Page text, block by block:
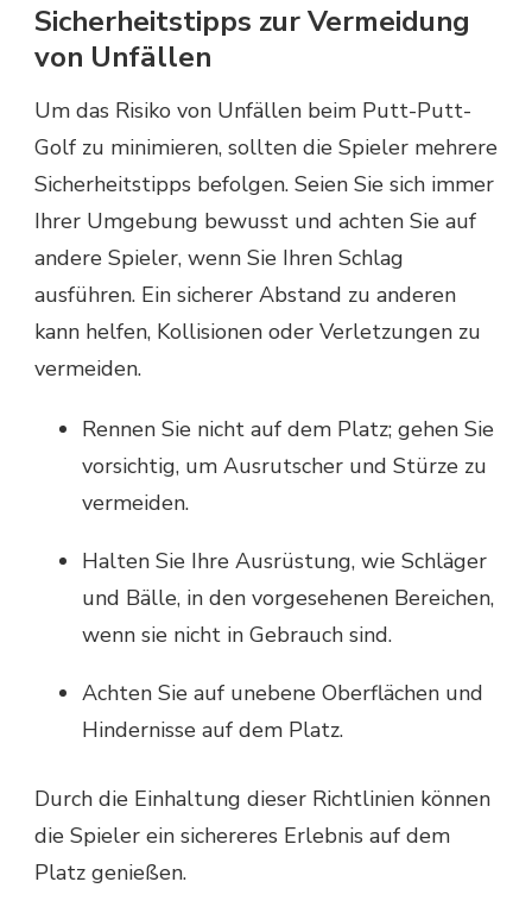
Sicherheitstipps zur Vermeidung
von Unfällen
Um das Risiko von Unfällen beim Putt-Putt-
Golf zu minimieren, sollten die Spieler mehrere
Sicherheitstipps befolgen. Seien Sie sich immer
Ihrer Umgebung bewusst und achten Sie auf
andere Spieler, wenn Sie Ihren Schlag
ausführen. Ein sicherer Abstand zu anderen
kann helfen, Kollisionen oder Verletzungen zu
vermeiden.
Rennen Sie nicht auf dem Platz; gehen Sie
vorsichtig, um Ausrutscher und Stürze zu
vermeiden.
Halten Sie Ihre Ausrüstung, wie Schläger
und Bälle, in den vorgesehenen Bereichen,
wenn sie nicht in Gebrauch sind.
Achten Sie auf unebene Oberflächen und
Hindernisse auf dem Platz.
Durch die Einhaltung dieser Richtlinien können
die Spieler ein sichereres Erlebnis auf dem
Platz genießen.